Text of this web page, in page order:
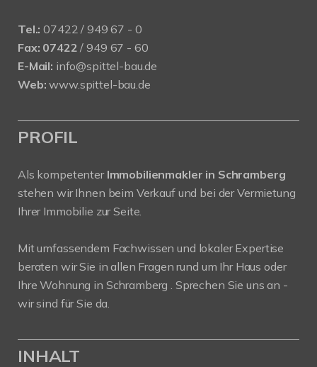
Tel.: 07422 / 949 67 - 0
Fax: 07422 / 949 67 - 60
E-Mail: info@spittel-bau.de
Web: www.spittel-bau.de
PROFIL
Als kompetenter Immobilienmakler in Schramberg
stehen wir Ihnen beim Verkauf und bei der Vermietung
Ihrer Immobilie zur Seite.
Mit umfassendem Fachwissen und lokaler Expertise
beraten wir Sie in allen Fragen rund um Ihr Haus oder
Ihre Wohnung in Schramberg . Sprechen Sie uns an -
wir sind für Sie da.
INHALT